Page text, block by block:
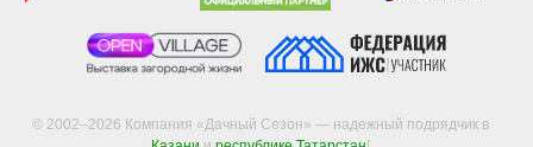
© 2002–2026 Компания «Дачный Сезон» — надежный подрядчик в